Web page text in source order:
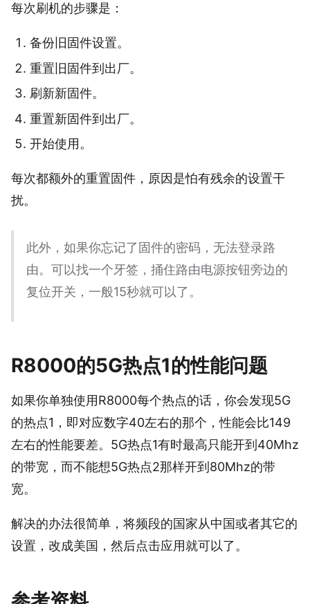
每次刷机的步骤是：
备份旧固件设置。
重置旧固件到出厂。
刷新新固件。
重置新固件到出厂。
开始使用。
每次都额外的重置固件，原因是怕有残余的设置干
扰。
此外，如果你忘记了固件的密码，无法登录路
由。可以找一个牙签，捅住路由电源按钮旁边的
复位开关，一般15秒就可以了。
R8000的5G热点1的性能问题
如果你单独使用R8000每个热点的话，你会发现5G
的热点1，即对应数字40左右的那个，性能会比149
左右的性能要差。5G热点1有时最高只能开到40Mhz
的带宽，而不能想5G热点2那样开到80Mhz的带
宽。
解决的办法很简单，将频段的国家从中国或者其它的
设置，改成美国，然后点击应用就可以了。